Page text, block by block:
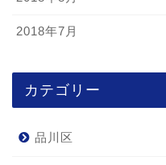
2018年7月
カテゴリー
品川区